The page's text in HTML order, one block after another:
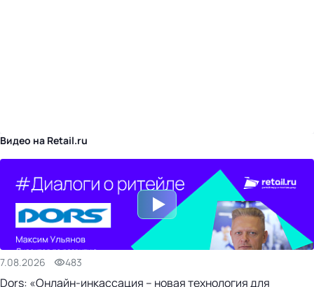
Видео на Retail.ru
7.08.2026 483
Dors: «Онлайн-инкассация – новая технология для